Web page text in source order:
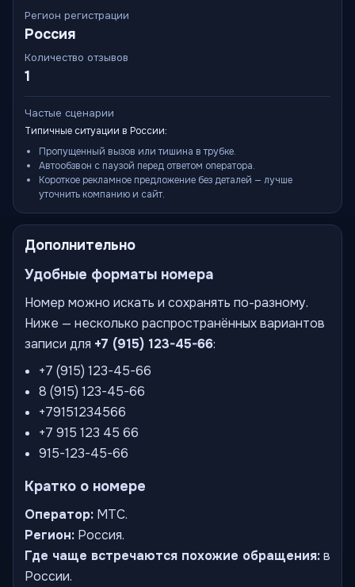
Регион регистрации
Россия
Количество отзывов
1
Частые сценарии
Типичные ситуации в России:
Пропущенный вызов или тишина в трубке.
Автообзвон с паузой перед ответом оператора.
Короткое рекламное предложение без деталей — лучше
уточнить компанию и сайт.
Дополнительно
Удобные форматы номера
Номер можно искать и сохранять по-разному.
Ниже — несколько распространённых вариантов
записи для +7 (915) 123-45-66:
+7 (915) 123-45-66
8 (915) 123-45-66
+79151234566
+7 915 123 45 66
915-123-45-66
Кратко о номере
Оператор: МТС.
Регион: Россия.
Где чаще встречаются похожие обращения:в
России.